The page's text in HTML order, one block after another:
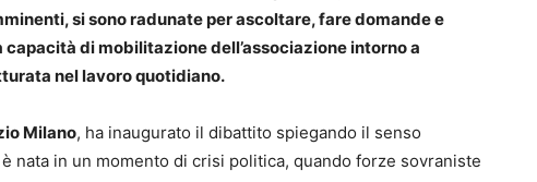
si sono radunate per ascoltare, fare domande e
di mobilitazione dell’associazione intorno a
nel lavoro quotidiano.
Milano, ha inaugurato il dibattito spiegando il senso
nata in un momento di crisi politica, quando forze sovraniste